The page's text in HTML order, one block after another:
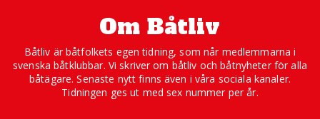
Om Båtliv
Båtliv är båtfolkets egen tidning, som når medlemmarna i
svenska båtklubbar. Vi skriver om båtliv och båtnyheter för alla
båtägare. Senaste nytt finns även i våra sociala kanaler.
Tidningen ges ut med sex nummer per år.